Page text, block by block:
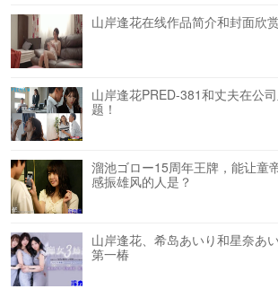
山岸逢花在线作品简介和封面欣
山岸逢花PRED-381和丈夫在公
题！
溜池ゴロー15周年王牌，能让童
感振雄风的人是？
山岸逢花、希岛あいり和星奈あ
第一椿